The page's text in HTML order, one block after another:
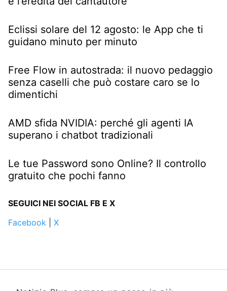
Eclissi solare del 12 agosto: le App che ti
guidano minuto per minuto
Free Flow in autostrada: il nuovo pedaggio
senza caselli che può costare caro se lo
dimentichi
AMD sfida NVIDIA: perché gli agenti IA
superano i chatbot tradizionali
Le tue Password sono Online? Il controllo
gratuito che pochi fanno
SEGUICI NEI SOCIAL FB E X
Facebook
X